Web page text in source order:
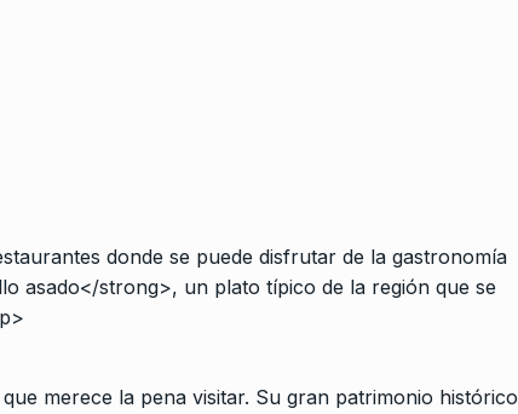
donde se puede disfrutar de la gastronomía
asado</strong>, un plato típico de la región que se
merece la pena visitar. Su gran patrimonio histórico